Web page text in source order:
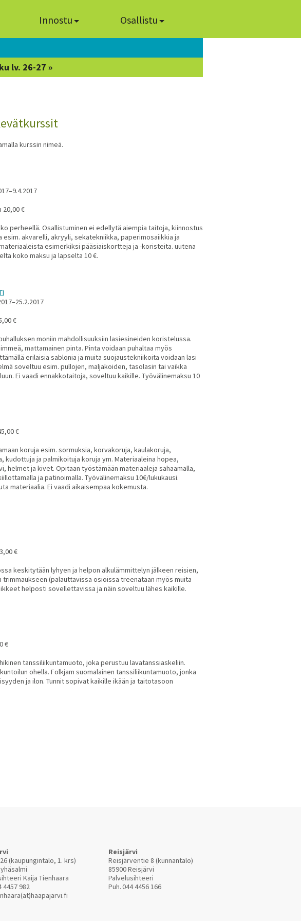
Innostu Osallistu
lv. 26-27 »
kurssin nimeä.
20,00 €
perheellä. Osallistuminen ei edellytä aiempia taitoja, kiinnostus
akvarelli, akryyli, sekatekniikka, paperimosaiikkia ja
esimerkiksi pääsiaiskortteja ja -koristeita. uutena
koko maksu ja lapselta 10 €.
€
moniin mahdollisuuksiin lasiesineiden koristelussa.
mattamainen pinta. Pinta voidaan puhaltaa myös
erilaisia sablonia ja muita suojaustekniikoita voidaan lasi
soveltuu esim. pullojen, maljakoiden, tasolasin tai vaikka
Ei vaadi ennakkotaitoja, soveltuu kaikille. Työvälinemaksu 10
€
koruja esim. sormuksia, korvakoruja, kaulakoruja,
kudottuja ja palmikoituja koruja ym. Materiaaleina hopea,
helmet ja kivet. Opitaan työstämään materiaaleja sahaamalla,
ja patinoimalla. Työvälinemaksu 10€/lukukausi.
materiaalia. Ei vaadi aikaisempaa kokemusta.
€
keskitytään lyhyen ja helpon alkulämmittelyn jälkeen reisien,
(palauttavissa osioissa treenataan myös muita
helposti sovellettavissa ja näin soveltuu lähes kaikille.
€
tanssiliikuntamuoto, joka perustuu lavatanssiaskeliin.
ohella. Folkjam suomalainen tanssiliikuntamuoto, jonka
ja ilon. Tunnit sopivat kaikille ikään ja taitotasoon
(kaupungintalo, 1. krs)
Kaija Tienhaara
4457 982
Reisjärvi
Reisjärventie 8 (kunnantalo)
85900 Reisjärvi
Palvelusihteeri
Puh.044 4456 166